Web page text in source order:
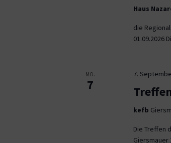
Haus
die
01.09.2026
MO.
7
7.
kefb
Die Treffen
Giersmauer